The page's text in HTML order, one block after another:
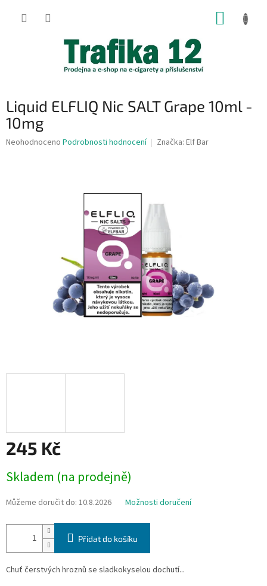
Liquid ELFLIQ Nic SALT Grape 10ml -
10mg
Průměrné
Neohodnoceno Podrobnosti hodnocení Značka: Elf Bar
245 Kč
cena:
Skladem (na prodejně)
Můžeme doručit do: 10.8.2026 Možnosti doručení
Přidat do košíku
Chuť čerstvých hroznů se sladkokyselou dochutí...